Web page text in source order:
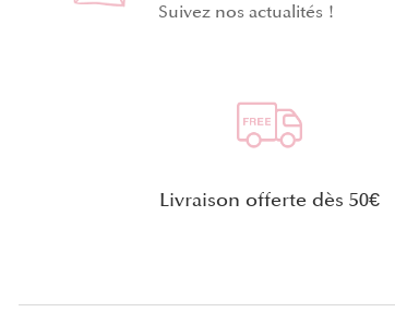
Suivez nos actualités !
Livraison offerte dès 50€